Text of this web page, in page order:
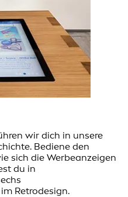
wir dich in unsere
Bediene den
sich die Werbeanzeigen
du in
Retrodesign.